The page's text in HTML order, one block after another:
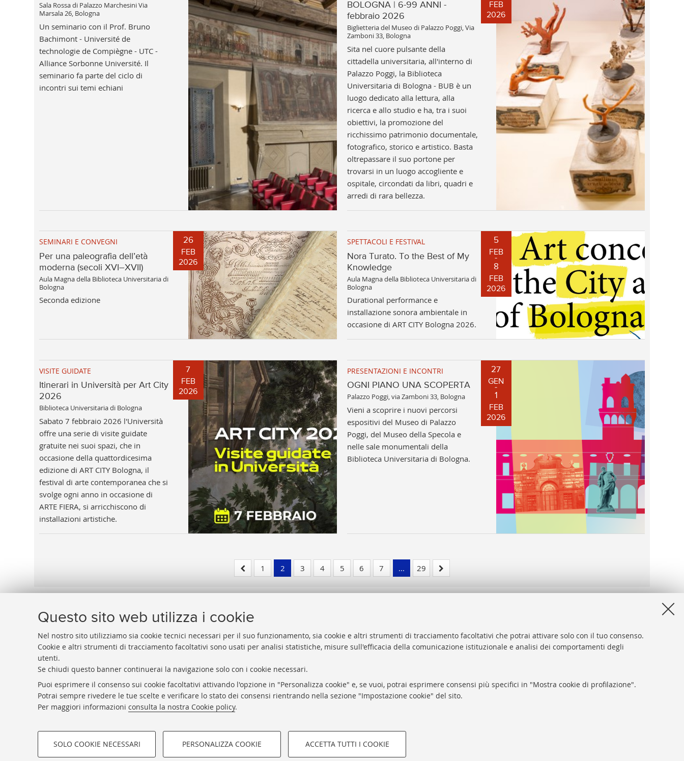
Questo sito web utilizza i cookie
Nel nostro sito utilizziamo sia cookie tecnici necessari per il suo funzionamento, sia cookie e altri strumenti di tracciamento facoltativi che potrai attivare solo con il tuo consenso.
Cookie e altri strumenti di tracciamento facoltativi sono usati per analisi statistiche, misure sull'efficacia della comunicazione istituzionale e analisi dei comportamenti degli
utenti.
Se chiudi questo banner continuerai la navigazione solo con i cookie necessari.
Puoi esprimere il consenso sui cookie facoltativi attivando l'opzione in "Personalizza cookie" e, se vuoi, potrai esprimere consensi più specifici in "Mostra cookie di profilazione".
Potrai sempre rivedere le tue scelte e verificare lo stato dei consensi rientrando nella sezione "Impostazione cookie" del sito.
Per maggiori informazioni consulta la nostra Cookie policy.
COOKIE DI PROFILAZIONE - FACOLTATIVI COOKIE TECNICI - NECESSARI
SOLO COOKIE NECESSARI PERSONALIZZA COOKIE ACCETTA TUTTI I COOKIE
Sala Rossa di Palazzo Marchesini Via
Marsala 26, Bologna
Un seminario con il Prof. Bruno
Bachimont - Université de
technologie de Compiègne - UTC -
Alliance Sorbonne Université. Il
seminario fa parte del ciclo di
incontri sui temi echiani
FEB
2026
BOLOGNA | 6-99 ANNI -
febbraio 2026
Biglietteria del Museo di Palazzo Poggi, Via
Zamboni 33, Bologna
Sita nel cuore pulsante della
cittadella universitaria, all'interno di
Palazzo Poggi, la Biblioteca
Universitaria di Bologna - BUB è un
luogo dedicato alla lettura, alla
ricerca e allo studio e ha, tra i suoi
obiettivi, la promozione del
ricchissimo patrimonio documentale,
fotografico, storico e artistico. Basta
oltrepassare il suo portone per
trovarsi in un luogo accogliente e
ospitale, circondati da libri, quadri e
arredi di rara bellezza.
26
FEB
2026
SEMINARI E CONVEGNI
Per una paleografia dell’età
moderna (secoli XVI–XVII)
Aula Magna della Biblioteca Universitaria di
Bologna
Seconda edizione
5
FEB
8
FEB
2026
SPETTACOLI E FESTIVAL
Nora Turato. To the Best of My
Knowledge
Aula Magna della Biblioteca Universitaria di
Bologna
Durational performance e
installazione sonora ambientale in
occasione di ART CITY Bologna 2026.
7
FEB
2026
VISITE GUIDATE
Itinerari in Università per Art City
2026
Biblioteca Universitaria di Bologna
Sabato 7 febbraio 2026 l'Università
offre una serie di visite guidate
gratuite nei suoi spazi, che in
occasione della quattordicesima
edizione di ART CITY Bologna, il
festival di arte contemporanea che si
svolge ogni anno in occasione di
ARTE FIERA, si arricchiscono di
installazioni artistiche.
27
GEN
1
FEB
2026
PRESENTAZIONI E INCONTRI
OGNI PIANO UNA SCOPERTA
Palazzo Poggi, via Zamboni 33, Bologna
Vieni a scoprire i nuovi percorsi
espositivi del Museo di Palazzo
Poggi, del Museo della Specola e
nelle sale monumentali della
Biblioteca Universitaria di Bologna.
1 2 3 4 5 6 7 ... 29
BIBLIOTECA
Presidente: prof. Francesco Citti
Coordinatrice gestionale: Maria Pia Torricelli
Responsabile Amministrativo: Luigia Di Pumpo
bub.info@unibo.it
Rubrica di Ateneo